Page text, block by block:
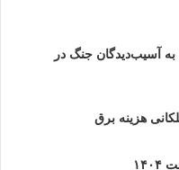
اسکان به آسیب‌دیدگان جنگ در
هزینه برق